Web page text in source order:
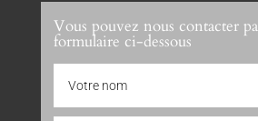
Vous pouvez nous contacter
formulaire ci-dessous